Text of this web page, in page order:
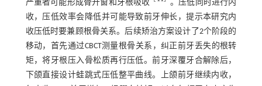
严重者可能形成骨开窗和牙根吸收
。压低同时进行内
收，压低效率会降低并可能导致前牙伸长，提示本研究内
收压低时要兼顾根骨关系。后续矫治方案设计了2个阶段的
移动，首先通过CBCT测量根骨关系，纠正前牙丢失的根转
矩，将牙根压入骨松质再行压低。前牙深覆牙合解除后，
下颌直接设计蛙跳式压低整平曲线。上颌前牙继续内收，